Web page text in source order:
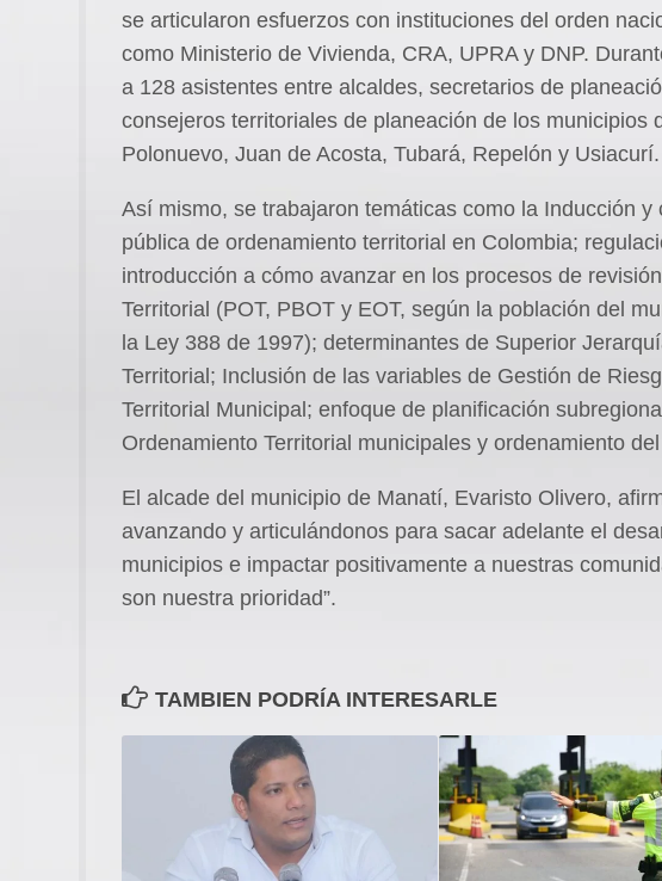
se articularon esfuerzos con instituciones del orden
como Ministerio de Vivienda, CRA, UPRA y DNP.
a 128 asistentes entre alcaldes, secretarios de
consejeros territoriales de planeación de los municipios
Polonuevo, Juan de Acosta, Tubará, Repelón y Usiacurí.
Así mismo, se trabajaron temáticas como la Inducción
pública de ordenamiento territorial en Colombia;
introducción a cómo avanzar en los procesos de
Territorial (POT, PBOT y EOT, según la población del
la Ley 388 de 1997); determinantes de Superior
Territorial; Inclusión de las variables de Gestión de
Territorial Municipal; enfoque de planificación
Ordenamiento Territorial municipales y ordenamiento
El alcade del municipio de Manatí, Evaristo Olivero,
avanzando y articulándonos para sacar adelante el
municipios e impactar positivamente a nuestras
son nuestra prioridad”.
TAMBIEN PODRÍA INTERESARLE